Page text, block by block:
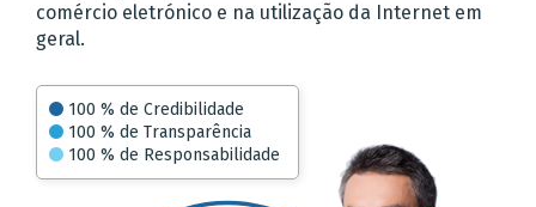
comércio eletrónico e na utilização da Internet em
geral.
100 % de Credibilidade
100 % de Transparência
100 % de Responsabilidade